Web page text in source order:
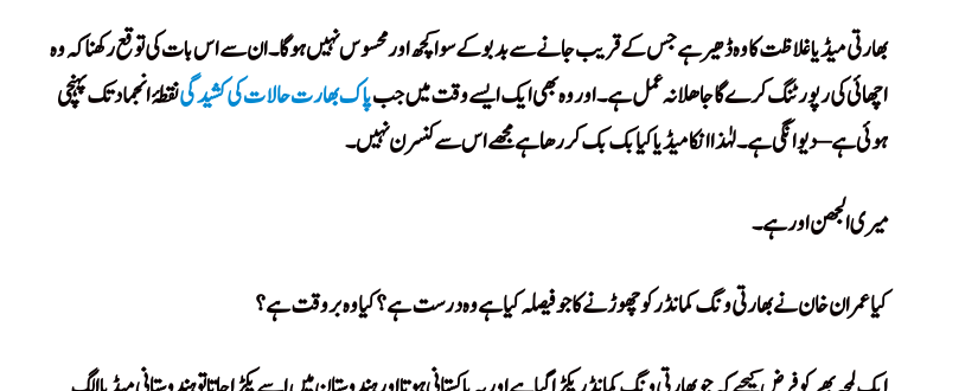
بھارتی میڈیا غلاظت کا وہ ڈھیر ہے جس کے قریب جانے سے بدبو کے سوا کچھ اور محسوس نہیں ہوگا۔ ان سے اس بات کی توقع رکھنا کہ وہ
اچھائی کی رپورٹنگ کرے گا جاھلانہ عمل ہے۔ اور وہ بھی ایک ایسے وقت میں جبپاک بھارت حالات کی کشیدگینقطۂ انجماد تک پہنچی
ہوئی ہے – دیوانگی ہے۔ لہٰذا انکا میڈیا کیا بک بک کر رھا ہے مجھے اس سے کنسرن نہیں۔
میری الجھن اور ہے۔
کیا عمران خان نے بھارتی ونگ کمانڈر کو چھوڑنے کا جو فیصلہ کیا ہے وہ درست ہے؟ کیا وہ بروقت ہے؟